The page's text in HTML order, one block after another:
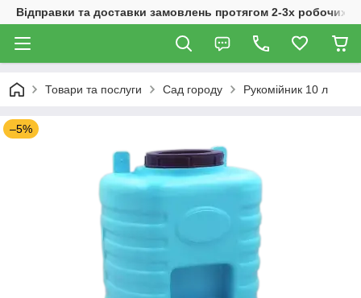
Відправки та доставки замовлень протягом 2-3х робочих
Товари та послуги Сад городу Рукомійник 10 л
–5%